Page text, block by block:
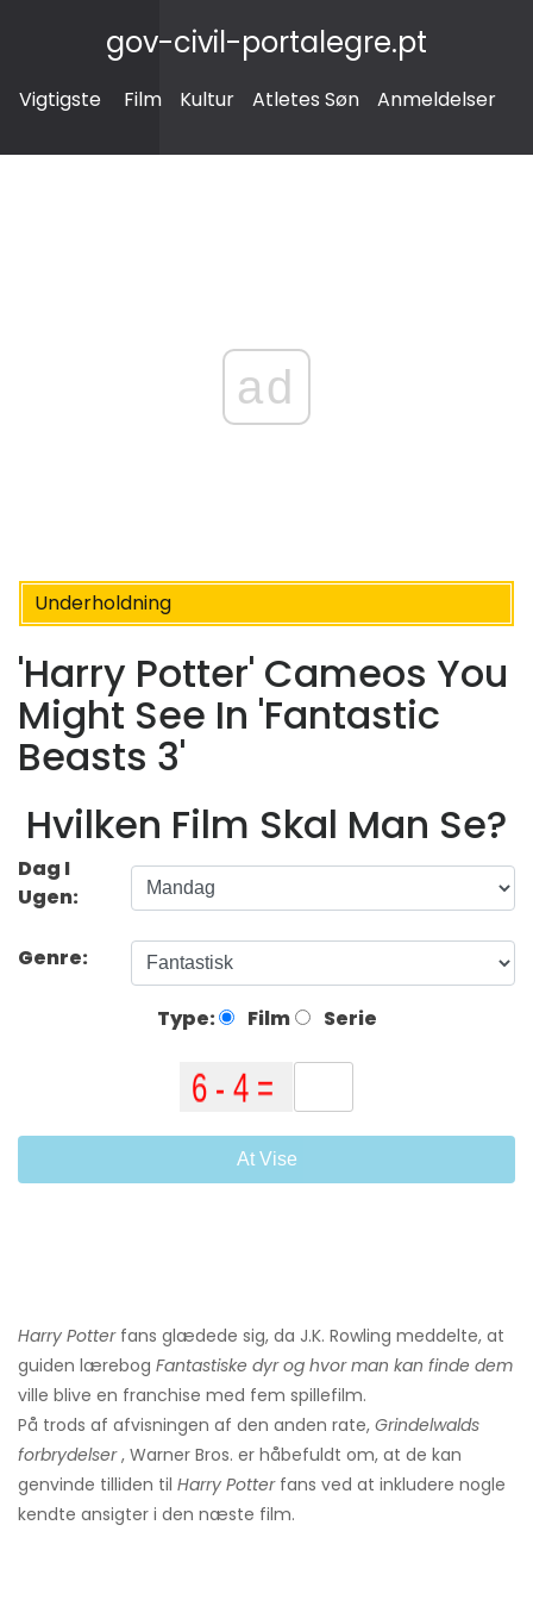
gov-civil-portalegre.pt
Vigtigste Film Kultur Atletes Søn Anmeldelser
ad
Underholdning
'Harry Potter' Cameos You
Might See In 'Fantastic
Beasts 3'
Hvilken Film Skal Man Se?
Dag I
Ugen:
Genre:
Type: Film Serie
At Vise
Harry Potterfans glædede sig, da J.K. Rowling meddelte, at
guiden lærebog Fantastiske dyr og hvor man kan finde dem
ville blive en franchise med fem spillefilm.
På trods af afvisningen af ​​den anden rate, Grindelwalds
forbrydelser, Warner Bros. er håbefuldt om, at de kan
genvinde tilliden til Harry Potterfans ved at inkludere nogle
kendte ansigter i den næste film.